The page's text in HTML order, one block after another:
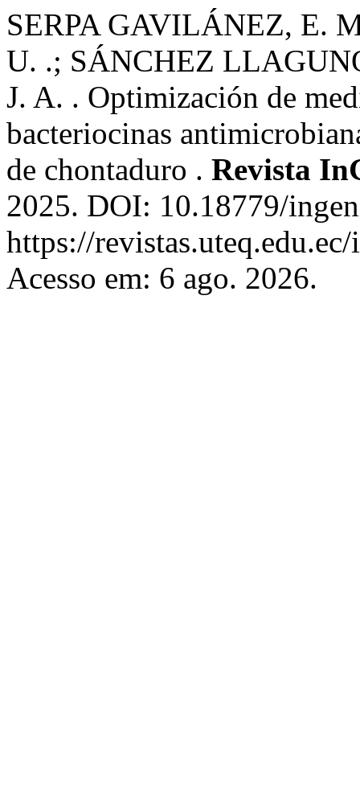
SERPA GAVILÁNEZ, E.
U. .; SÁNCHEZ
J. A. . Optimización de
bacteriocinas
de chontaduro . Revista
2025. DOI: 10.18779/
https://
Acesso em: 6 ago. 2026.